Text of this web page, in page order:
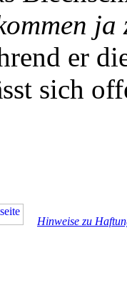
er
sich
Hinweise zu